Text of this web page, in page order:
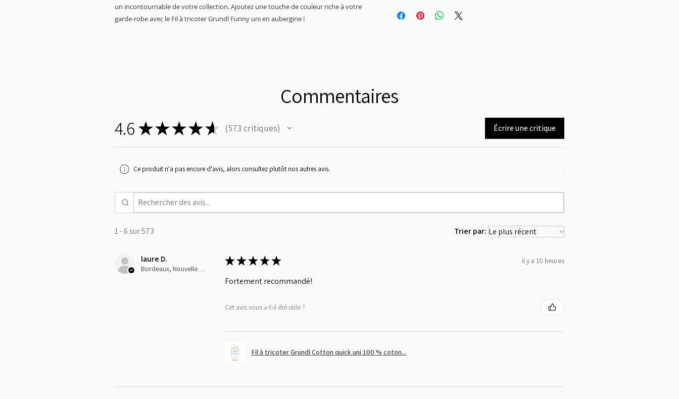
un incontournable de votre collection. Ajoutez une touche de couleur riche à votre
garde-robe avec le Fil à tricoter Grundl Funny uni en aubergine !
Commentaires
4.6 ★★★★★ 573 critiques
573 Écrire une critique
Ce produit n'a pas encore d'avis, alors consultez plutôt nos autres avis.
1 - 6 sur 573 Trier par:
laure D.
Bordeaux, Nouvelle-Aquitaine
★★★★★ il y a 10 heures
Fortement recommandé!
Cet avis vous a-t-il été utile ?
Fil à tricoter Grundl Cotton quick uni 100 % coton...